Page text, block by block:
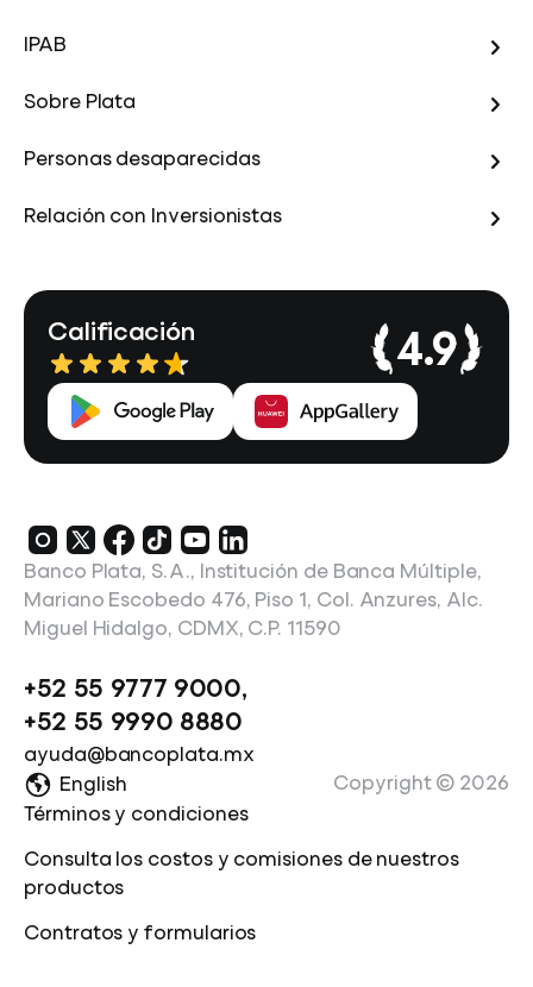
IPAB
Sobre Plata
Personas desaparecidas
Relación con Inversionistas
Calificación 4.9
+52 55 9777 9000,
+52 55 9990 8880
ayuda@bancoplata.mx
Banco Plata, S.A., Institución de Banca Múltiple,
Mariano Escobedo 476, Piso 1, Col. Anzures, Alc.
Miguel Hidalgo, CDMX, C.P. 11590
English Copyright © 2026
Términos y condiciones
Consulta los costos y comisiones de nuestros
productos
Contratos y formularios